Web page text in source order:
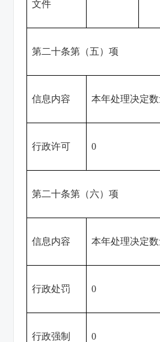
文件
第二十条第（五）项
信息内容 本年处理决定
行政许可 0
第二十条第（六）项
信息内容 本年处理决定
行政处罚 0
行政强制 0